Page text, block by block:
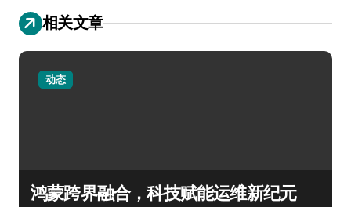
相关文章
动态
鸿蒙跨界融合，科技赋能运维新纪元